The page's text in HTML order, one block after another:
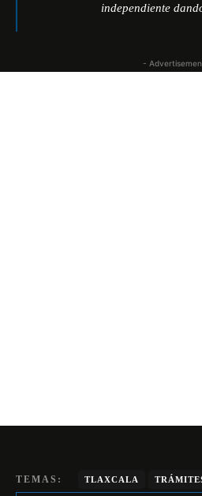
independiente
-
TEMAS: TLAXCALA